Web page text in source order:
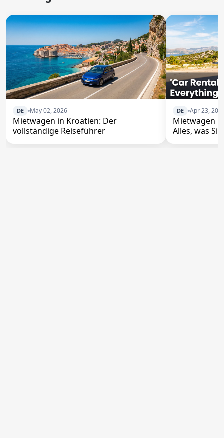
DE May 02, 2026
Mietwagen in Kroatien: Der
vollständige Reiseführer
DE Apr 23,
Mietwagen
Alles, was